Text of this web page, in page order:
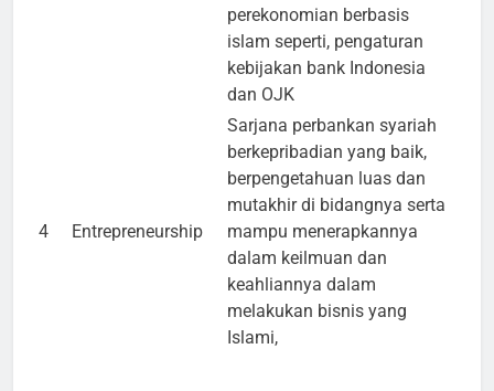
perekonomian berbasis
islam seperti, pengaturan
kebijakan bank Indonesia
dan OJK
4 Entrepreneurship
Sarjana perbankan syariah
berkepribadian yang baik,
berpengetahuan luas dan
mutakhir di bidangnya serta
mampu menerapkannya
dalam keilmuan dan
keahliannya dalam
melakukan bisnis yang
Islami,